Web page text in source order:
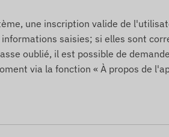
une inscription valide de
saisies; si elles sont
oublié, il est possible de
via la fonction « À propos de